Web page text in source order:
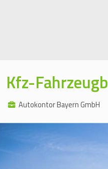
Kfz-
Autokontor Bayern GmbH